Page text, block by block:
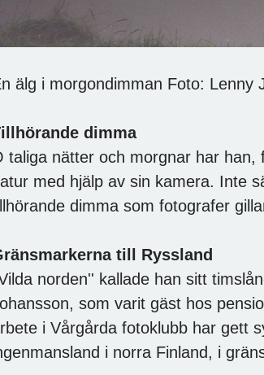
älg i morgondimman Foto: Lenny
dimma
taliga nätter och morgnar har
med hjälp av sin kamera. Inte
dimma som fotografer
till Ryssland
norden'' kallade han sitt
som varit gäst hos
i Vårgårda fotoklubb har gett
i norra Finland, i